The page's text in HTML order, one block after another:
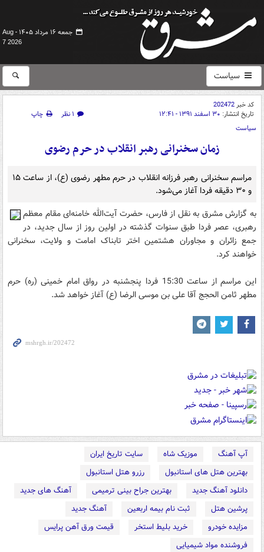
جمعه ۱۶ مرداد ۱۴۰۵ -
Aug
7 2026
سیاست
کد خبر202472
تاریخ انتشار: ۳۰ اسفند ۱۳۹۱ - ۱۲:۴۱ ۱ نظر
چاپ
سیاست
زمان سخنرانی رهبر انقلاب در حرم رضوی
مراسم سخنرانی رهبر فرزانه انقلاب در حرم مطهر رضوی (ع)، از ساعت ۱۵
و ۳۰ دقیقه فردا آغاز می‌شود.
به گزارش مشرق به نقل از فارس، حضرت آیت‌الله خامنه‌ای مقام معظم
رهبری، عصر فردا طبق سنوات گذشته در اولین روز از سال جدید، در
جمع زائران و مجاوران هشتمین اختر تابناک امامت و ولایت، سخنرانی
خواهند کرد.
این مراسم از ساعت 15:30 فردا پنجشنبه در رواق امام خمینی (ره) حرم
مطهر ثامن الحجج آقا علی بن موسی الرضا (ع) آغاز خواهد شد.
آپ آهنگ موزیک شاه
سایت تاریخ ایران
بهترین هتل های استانبول
رزرو هتل استانبول
دانلود آهنگ جدید
بهترین جراح بینی ترمیمی
آهنگ های جدید
پرشین هتل
ثبت نام بیمه اربعین
آهنگ جدید
مزایده خودرو
خرید بلیط استخر
قیمت ورق آهن پرایس
فروشنده مواد شیمیایی